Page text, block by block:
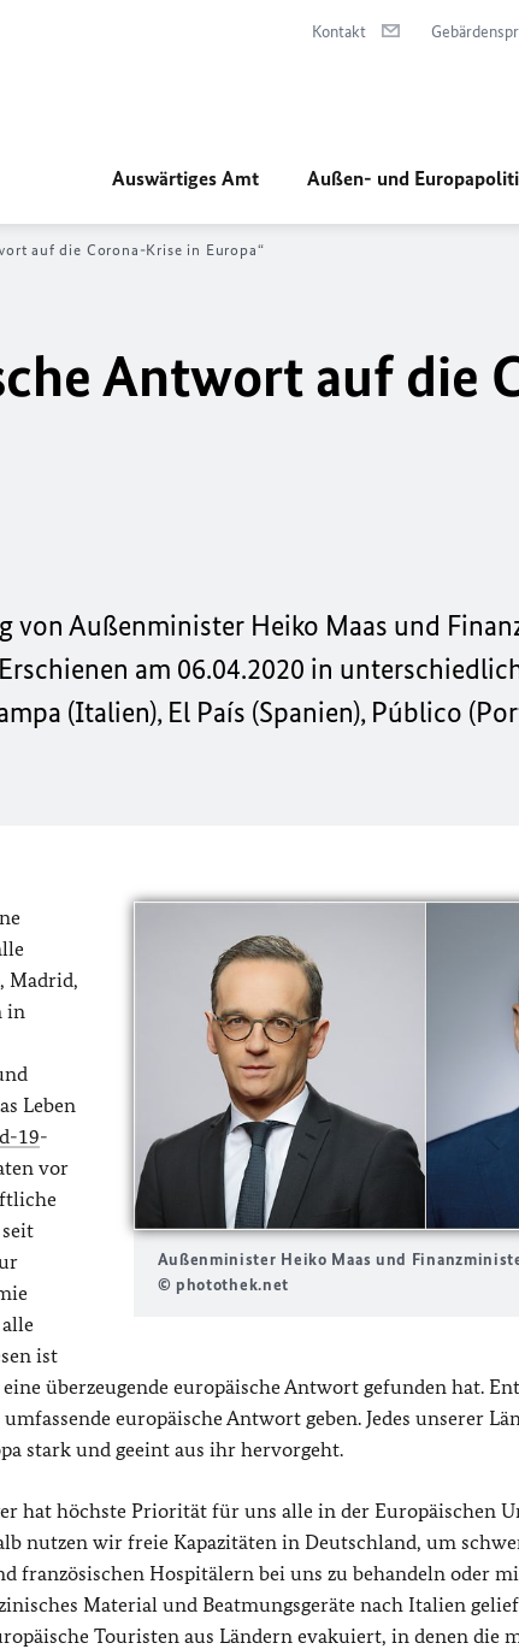
Kontakt
Auswärtiges Amt Außen- und
auf die Corona-Krise in Europa“
Antwort auf die
von Außenminister Heiko Maas und
am 06.04.2020 in
(Italien), El País (Spanien), Público
Außenminister Heiko Maas und
© photothek.net
Madrid,
in
Leben
19-
vor
ist
überzeugende europäische Antwort gefunden hat.
europäische Antwort geben. Jedes unserer
stark und geeint aus ihr hervorgeht.
hat höchste Priorität für uns alle in der Europäischen
nutzen wir freie Kapazitäten in Deutschland, um
französischen Hospitälern bei uns zu behandeln oder
Material und Beatmungsgeräte nach Italien
Touristen aus Ländern evakuiert, in denen die